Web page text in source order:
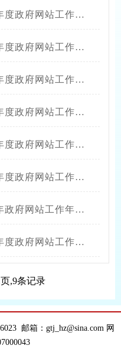
网站工作年度报告
网站工作年度报告
网站工作年度报告
网站工作年度报表
网站工作年度报表
网站工作年度报表
网站工作年度报表
网站工作年度报表
,9条记录
邮箱：gtj_hz@sina.com 网